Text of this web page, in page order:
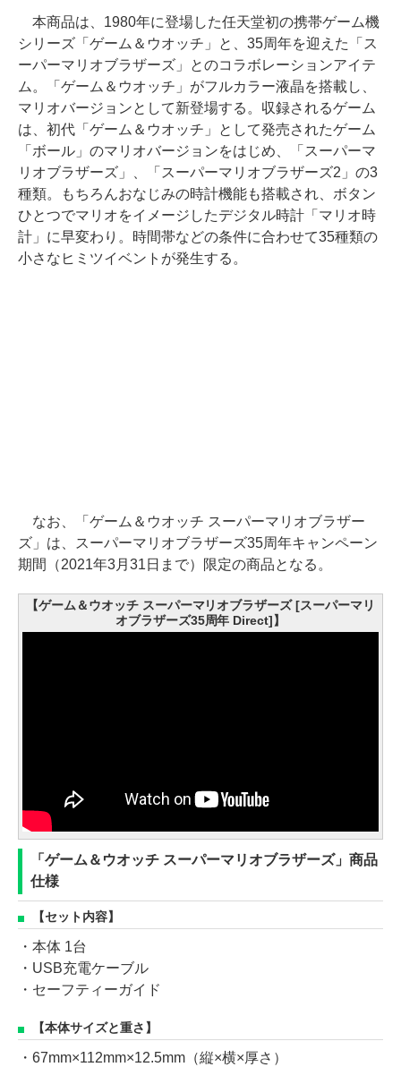
本商品は、1980年に登場した任天堂初の携帯ゲーム機
シリーズ「ゲーム＆ウオッチ」と、35周年を迎えた「ス
ーパーマリオブラザーズ」とのコラボレーションアイテ
ム。「ゲーム＆ウオッチ」がフルカラー液晶を搭載し、
マリオバージョンとして新登場する。収録されるゲーム
は、初代「ゲーム＆ウオッチ」として発売されたゲーム
「ボール」のマリオバージョンをはじめ、「スーパーマ
リオブラザーズ」、「スーパーマリオブラザーズ2」の3
種類。もちろんおなじみの時計機能も搭載され、ボタン
ひとつでマリオをイメージしたデジタル時計「マリオ時
計」に早変わり。時間帯などの条件に合わせて35種類の
小さなヒミツイベントが発生する。
なお、「ゲーム＆ウオッチ スーパーマリオブラザー
ズ」は、スーパーマリオブラザーズ35周年キャンペーン
期間（2021年3月31日まで）限定の商品となる。
【ゲーム＆ウオッチ スーパーマリオブラザーズ [スーパーマリ
オブラザーズ35周年 Direct]】
「ゲーム＆ウオッチ スーパーマリオブラザーズ」商品
仕様
【セット内容】
・本体 1台
・USB充電ケーブル
・セーフティーガイド
【本体サイズと重さ】
・67mm×112mm×12.5mm（縦×横×厚さ）